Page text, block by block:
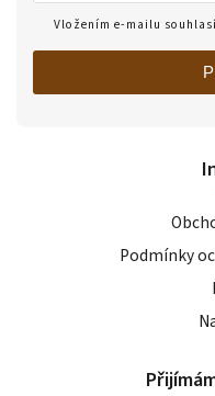
Podmínky
Vložením e-mailu